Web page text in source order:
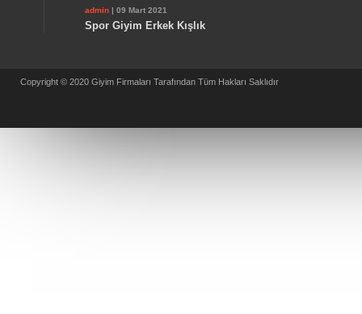
admin | 09 Mart 2021
Spor Giyim Erkek Kışlık
Copyright © 2020 Giyim Firmaları Tarafından Tüm Hakları Saklıdır